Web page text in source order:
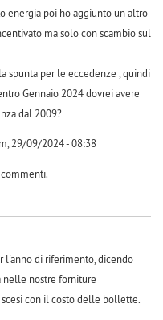
energia poi ho aggiunto un altro
ma solo con scambio sul
spunta per le eccedenze , quindi
Gennaio 2024 dovrei avere
dal 2009?
29/09/2024 - 08:38
l'anno di riferimento, dicendo
nelle nostre forniture
con il costo delle bollette.